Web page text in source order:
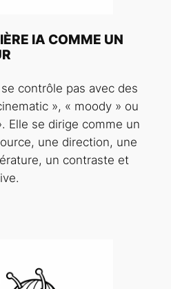
IA COMME UN
contrôle pas avec des
», « moody » ou
Elle se dirige comme un
une direction, une
un contraste et